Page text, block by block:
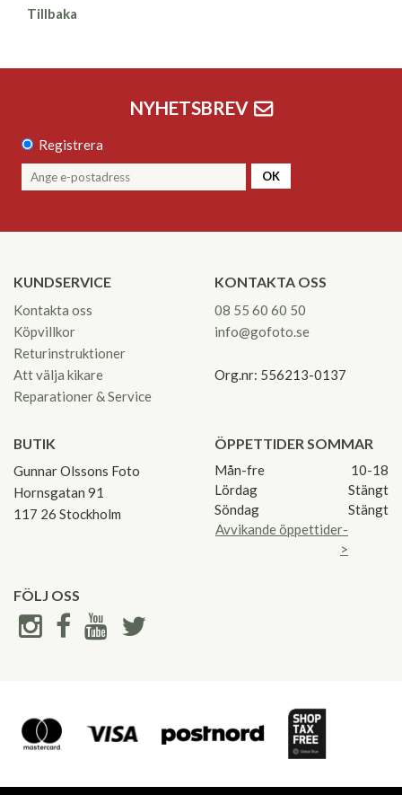
Tillbaka
NYHETSBREV
Registrera
OK
KUNDSERVICE
Kontakta oss
Köpvillkor
Returinstruktioner
Att välja kikare
Reparationer & Service
KONTAKTA OSS
08 55 60 60 50
info@gofoto.se
Org.nr: 556213-0137
BUTIK
Gunnar Olssons Foto
Hornsgatan 91
117 26 Stockholm
ÖPPETTIDER SOMMAR
Mån-fre
10-18
Lördag
Stängt
Söndag
Stängt
Avvikande öppettider-
>
FÖLJ OSS